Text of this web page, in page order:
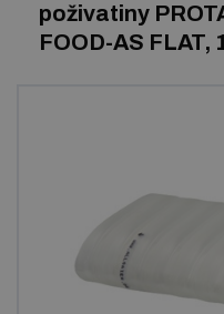
Technické plasty
Další pryžové a plastové
Centrum poptávek
poživatiny
FOOD-AS FLAT,